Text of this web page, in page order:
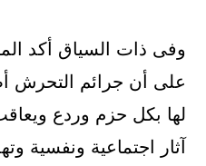
وفى ذات السياق أكد
على أن جرائم التحرش
لها بكل حزم وردع
آثار اجتماعية ونفسية